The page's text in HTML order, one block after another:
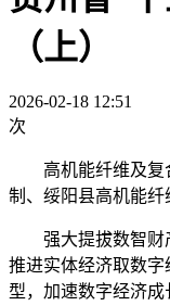
（上）
2026-02-18 12:51
次
高机能纤维及复合
制、绥阳县高机能纤
强大提拔数智财产
推进实体经济取数
型，加速数字经济成